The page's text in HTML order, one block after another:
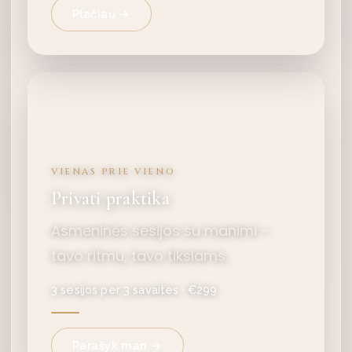
VIENAS PRIE VIENO
Privati praktika
Asmeninės sesijos su manimi –
tavo ritmu, tavo tikslams.
3 sesijos per 3 savaites · €299